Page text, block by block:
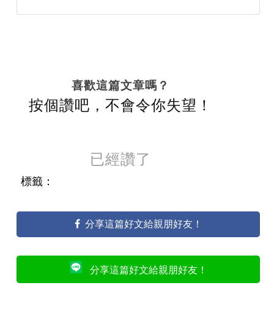
喜歡這篇文章嗎？
按個讚吧，不會令你失望！
已經讚了
標籤：
分享這篇好文給親朋好友！
分享這篇好文給親朋好友！